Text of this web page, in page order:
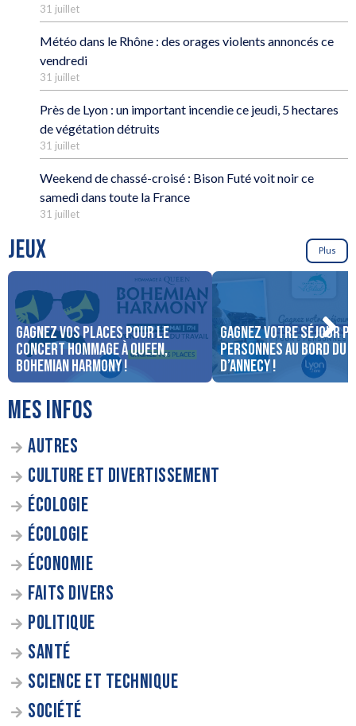
31 juillet
Météo dans le Rhône : des orages violents annoncés ce
vendredi
31 juillet
Près de Lyon : un important incendie ce jeudi, 5 hectares
de végétation détruits
31 juillet
Weekend de chassé-croisé : Bison Futé voit noir ce
samedi dans toute la France
31 juillet
JEUX Plus
Gagnez vos places pour le
concert Hommage à Queen,
Bohemian Harmony !
Gagnez votre séjour
personnes au bord du
d’Annecy !
MES INFOS
AUTRES
CULTURE ET DIVERTISSEMENT
ÉCOLOGIE
ÉCOLOGIE
ÉCONOMIE
FAITS DIVERS
POLITIQUE
SANTÉ
SCIENCE ET TECHNIQUE
SOCIÉTÉ